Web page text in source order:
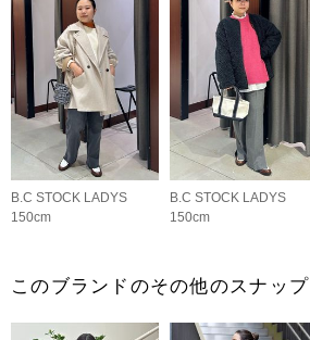
B.C STOCK LADYS
150cm
B.C STOCK LADYS
150cm
このブランドのその他のスナップ